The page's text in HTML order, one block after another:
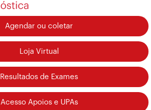
Agendar ou coletar
Loja Virtual
Resultados de Exames
Acesso Apoios e UPAs